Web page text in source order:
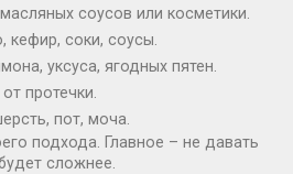
соусов или косметики.
кефир, соки, соусы.
уксуса, ягодных пятен.
протечки.
пот, моча.
подхода. Главное – не давать
сложнее.